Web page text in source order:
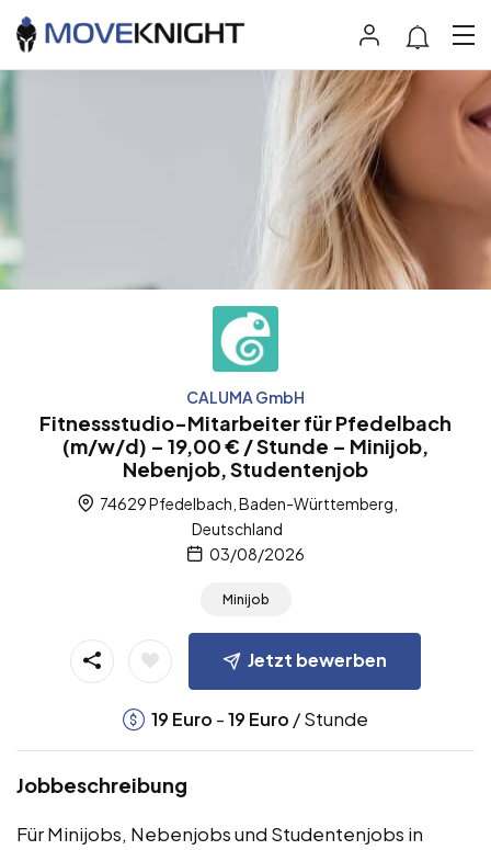
CALUMA GmbH
Fitnessstudio-Mitarbeiter für Pfedelbach
(m/w/d) – 19,00 € / Stunde – Minijob,
Nebenjob, Studentenjob
74629 Pfedelbach, Baden-Württemberg,
Deutschland
03/08/2026
Minijob
Jetzt bewerben
19 Euro -19 Euro / Stunde
Jobbeschreibung
Für Minijobs, Nebenjobs und Studentenjobs in